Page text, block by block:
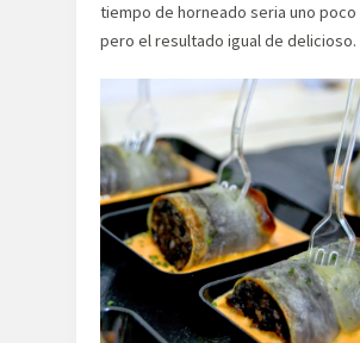
tiempo de horneado seria uno
pero el resultado igual de delicioso.